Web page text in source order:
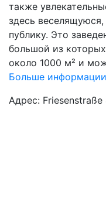
также
здесь
публику. Это
большой из
около 1000 м² и
Больше
Адрес: